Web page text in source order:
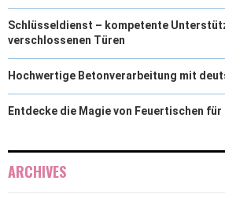
Schlüsseldienst – kompetente
verschlossenen Türen
Hochwertige Betonverarbeitung mit
Entdecke die Magie von Feuertischen für
ARCHIVES